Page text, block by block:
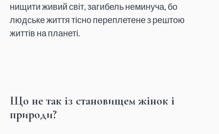
нищити живий світ, загибель неминуча, бо
людське життя тісно переплетене з рештою
життів на планеті.
Що не так із становищем жінок і
природи?